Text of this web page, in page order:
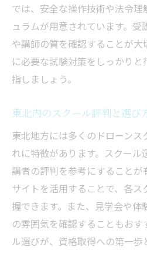
ドローンスクール仙
資格取得に向けた宮
宮城でのドローン国
補助金を賢く使う宮
仙台でドローン資格を狙
仙台での資格取得に
ドローン国家資格を
補助金を活用した仙
仙台のドローンスク
仙台で活用できる補
国家資格を狙うため
宮城でドローンスクール
では、安全な操作技術や法令
ュラムが用意されています。
や講師の質を確認することが
に必要な試験対策をしっかり
指しましょう。
東北内のスクール評判と選び
東北地方には多くのドローンス
れに特徴があります。スクール
講者の評判を参考にすることが
サイトを活用することで、各
握できます。また、見学会や体
の雰囲気を確認することもおす
ル選びが、資格取得への第一歩